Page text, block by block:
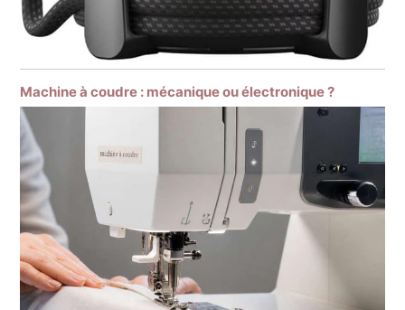
Machine à coudre : mécanique ou électronique ?